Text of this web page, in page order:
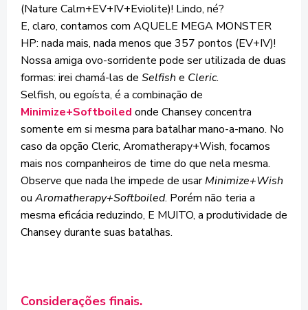
(Nature Calm+EV+IV+Eviolite)! Lindo, né?
E, claro, contamos com AQUELE MEGA MONSTER
HP: nada mais, nada menos que 357 pontos (EV+IV)!
Nossa amiga ovo-sorridente pode ser utilizada de duas
formas: irei chamá-las de Selfish e Cleric.
Selfish, ou egoísta, é a combinação de
Minimize+Softboiled onde Chansey concentra
somente em si mesma para batalhar mano-a-mano. No
caso da opção Cleric, Aromatherapy+Wish, focamos
mais nos companheiros de time do que nela mesma.
Observe que nada lhe impede de usarMinimize+Wish
ou Aromatherapy+Softboiled. Porém não teria a
mesma eficácia reduzindo, E MUITO, a produtividade de
Chansey durante suas batalhas.
Considerações finais.